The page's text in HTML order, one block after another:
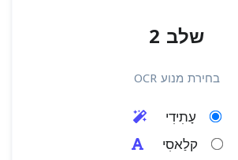
שלב 2
בחירת מנוע OCR
עָתִידִי
קלַאסִי